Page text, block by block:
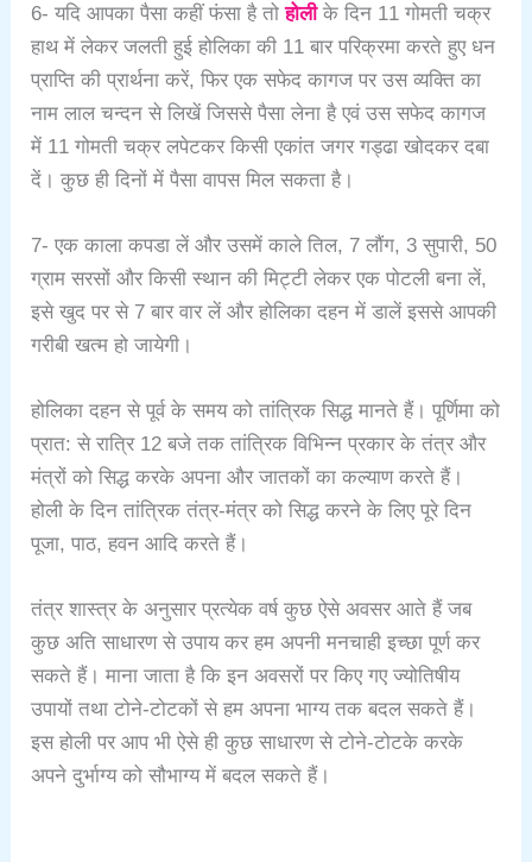
6- यदि आपका पैसा कहीं फंसा है तोहोली के दिन 11 गोमती चक्र
हाथ में लेकर जलती हुई होलिका की 11 बार परिक्रमा करते हुए धन
प्राप्ति की प्रार्थना करें, फिर एक सफेद कागज पर उस व्यक्ति का
नाम लाल चन्दन से लिखें जिससे पैसा लेना है एवं उस सफेद कागज
में 11 गोमती चक्र लपेटकर किसी एकांत जगर गड्ढा खोदकर दबा
दें। कुछ ही दिनों में पैसा वापस मिल सकता है।
7- एक काला कपडा लें और उसमें काले तिल, 7 लौंग, 3 सुपारी, 50
ग्राम सरसों और किसी स्थान की मिट्टी लेकर एक पोटली बना लें,
इसे खुद पर से 7 बार वार लें और होलिका दहन में डालें इससे आपकी
गरीबी खत्म हो जायेगी।
होलिका दहन से पूर्व के समय को तांत्रिक सिद्ध मानते हैं। पूर्णिमा को
प्रात: से रात्रि 12 बजे तक तांत्रिक विभिन्न प्रकार के तंत्र और
मंत्रों को सिद्ध करके अपना और जातकों का कल्याण करते हैं।
होली के दिन तांत्रिक तंत्र-मंत्र को सिद्ध करने के लिए पूरे दिन
पूजा, पाठ, हवन आदि करते हैं।
तंत्र शास्त्र के अनुसार प्रत्येक वर्ष कुछ ऐसे अवसर आते हैं जब
कुछ अति साधारण से उपाय कर हम अपनी मनचाही इच्छा पूर्ण कर
सकते हैं। माना जाता है कि इन अवसरों पर किए गए ज्योतिषीय
उपायों तथा टोने-टोटकों से हम अपना भाग्य तक बदल सकते हैं।
इस होली पर आप भी ऐसे ही कुछ साधारण से टोने-टोटके करके
अपने दुर्भाग्य को सौभाग्य में बदल सकते हैं।